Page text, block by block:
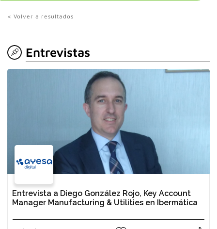
< Volver a resultados
Entrevistas
Entrevista a Diego González Rojo, Key Account
Manager Manufacturing & Utilities en Ibermática